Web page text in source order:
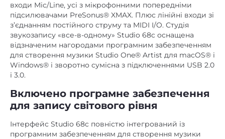
входи Mic/Line, усі з мікрофонними попередніми
підсилювачами PreSonus® XMAX. Плюс лінійні входи зі
з’єднанням постійного струму та MIDI I/O. Студія
звукозапису «все-в-одному» Studio 68c оснащена
відзначеним нагородами програмним забезпеченням
для створення музики Studio One® Artist для macOS® і
Windows® і зворотно сумісна з підключеннями USB 2.0
і 3.0.
Включено програмне забезпечення
для запису світового рівня
Інтерфейс Studio 68c повністю інтегрований із
програмним забезпеченням для створення музики